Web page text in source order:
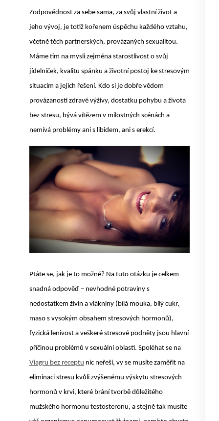
Zodpovědnost za sebe sama, za svůj vlastní život a
jeho vývoj, je totiž kořenem úspěchu každého vztahu,
včetně těch partnerských, provázaných sexualitou.
Máme tím na mysli zejména starostlivost o svůj
jídelníček, kvalitu spánku a životní postoj ke stresovým
situacím a jejich řešení. Kdo si je dobře vědom
provázanosti zdravé výživy, dostatku pohybu a života
bez stresu, bývá vítězem v milostných scénách a
nemívá problémy ani s libidem, ani s erekcí.
Ptáte se, jak je to možné? Na tuto otázku je celkem
snadná odpověď – nevhodné potraviny s
nedostatkem živin a vlákniny (bílá mouka, bílý cukr,
maso s vysokým obsahem stresových hormonů),
fyzická lenivost a veškeré stresové podněty jsou hlavní
příčinou problémů v sexuální oblasti. Spoléhat se na
Viagru bez receptu nic neřeší, vy se musíte zaměřit na
eliminaci stresu kvůli zvýšenému výskytu stresových
hormonů v krvi, které brání tvorbě důležitého
mužského hormonu testosteronu, a stejně tak musíte